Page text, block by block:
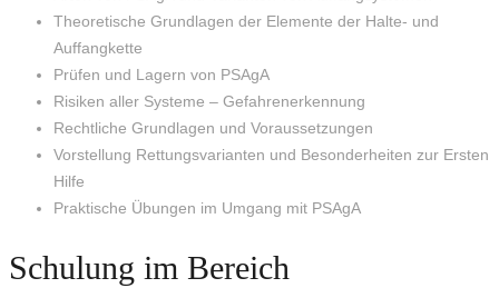
Theoretische Grundlagen der Elemente der Halte- und
Auffangkette
Prüfen und Lagern von PSAgA
Risiken aller Systeme – Gefahrenerkennung
Rechtliche Grundlagen und Voraussetzungen
Vorstellung Rettungsvarianten und Besonderheiten zur Ersten
Hilfe
Praktische Übungen im Umgang mit PSAgA
Schulung im Bereich